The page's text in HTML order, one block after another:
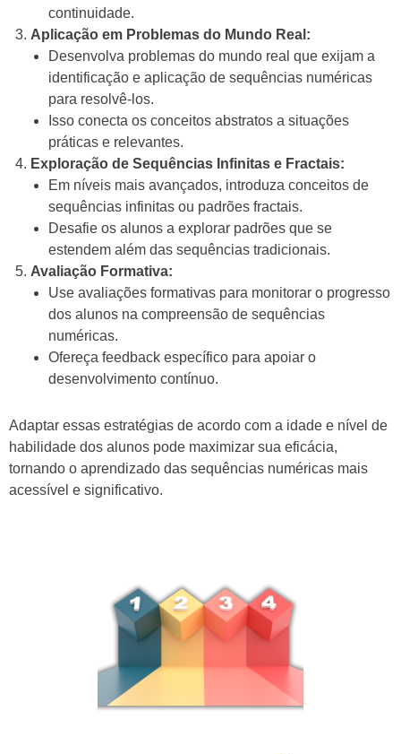
continuidade.
Aplicação em Problemas do Mundo Real:
Desenvolva problemas do mundo real que exijam a
identificação e aplicação de sequências numéricas
para resolvê-los.
Isso conecta os conceitos abstratos a situações
práticas e relevantes.
Exploração de Sequências Infinitas e Fractais:
Em níveis mais avançados, introduza conceitos de
sequências infinitas ou padrões fractais.
Desafie os alunos a explorar padrões que se
estendem além das sequências tradicionais.
Avaliação Formativa:
Use avaliações formativas para monitorar o progresso
dos alunos na compreensão de sequências
numéricas.
Ofereça feedback específico para apoiar o
desenvolvimento contínuo.
Adaptar essas estratégias de acordo com a idade e nível de
habilidade dos alunos pode maximizar sua eficácia,
tornando o aprendizado das sequências numéricas mais
acessível e significativo.